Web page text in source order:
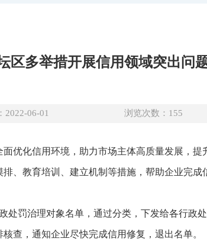
区多举措开展信用领域突出问
2022-06-01 浏览次数： 155
优化信用环境，助力市场主体高质量发展，
、教育培训、建立机制等措施，帮助企业完
处罚治理对象名单，通过分类，下发给各行政
查，通知企业尽快完成信用修复，退出名单。